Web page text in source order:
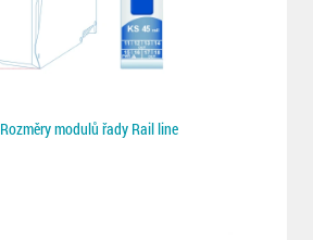
Rozměry modulů řady Rail line